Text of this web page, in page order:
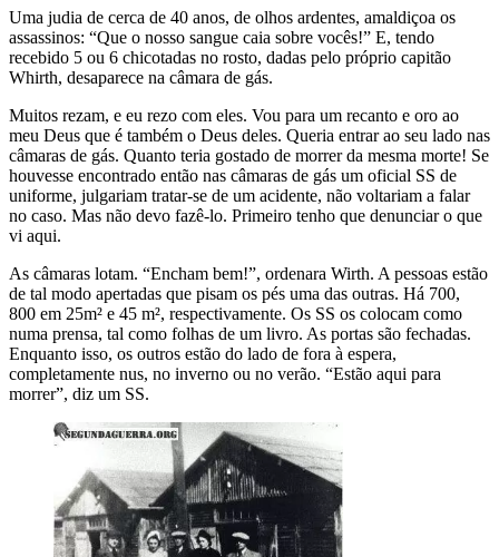
Uma judia de cerca de 40 anos, de olhos ardentes, amaldiçoa os
assassinos: “Que o nosso sangue caia sobre vocês!” E, tendo
recebido 5 ou 6 chicotadas no rosto, dadas pelo próprio capitão
Whirth, desaparece na câmara de gás.
Muitos rezam, e eu rezo com eles. Vou para um recanto e oro ao
meu Deus que é também o Deus deles. Queria entrar ao seu lado nas
câmaras de gás. Quanto teria gostado de morrer da mesma morte! Se
houvesse encontrado então nas câmaras de gás um oficial SS de
uniforme, julgariam tratar-se de um acidente, não voltariam a falar
no caso. Mas não devo fazê-lo. Primeiro tenho que denunciar o que
vi aqui.
As câmaras lotam. “Encham bem!”, ordenara Wirth. A pessoas estão
de tal modo apertadas que pisam os pés uma das outras. Há 700,
800 em 25m² e 45 m², respectivamente. Os SS os colocam como
numa prensa, tal como folhas de um livro. As portas são fechadas.
Enquanto isso, os outros estão do lado de fora à espera,
completamente nus, no inverno ou no verão. “Estão aqui para
morrer”, diz um SS.